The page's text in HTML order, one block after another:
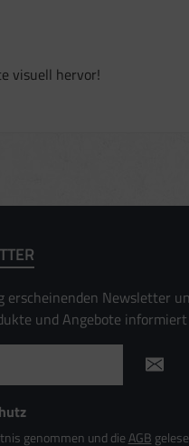
visuell hervor!
Newsletter
und Angebote
genommen und dieAGB